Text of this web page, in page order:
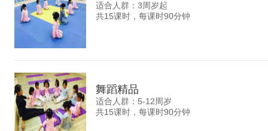
适合人群：3周岁起
共15课时，每课时90分钟
舞蹈精品
适合人群：5-12周岁
共15课时，每课时90分钟